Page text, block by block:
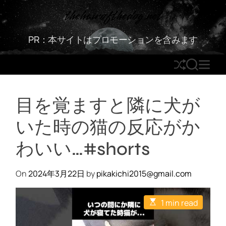
S
k
t
c
thehairofthedog.net
PR：本サイトはプロモーションを含みます
S
h
ff
l
e
S
E
R
C
H
M
E
U
目を覚ますと隣に犬が
いた時の猫の反応がか
わいい…#shorts
On2024年3月22日 bypikakichi2015@gmail.com
E
s
t
1 min read